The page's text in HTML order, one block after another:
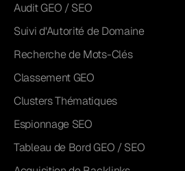
Audit GEO / SEO
Suivi d'Autorité de Domaine
Recherche de Mots-Clés
Classement GEO
Clusters Thématiques
Espionnage SEO
Tableau de Bord GEO / SEO